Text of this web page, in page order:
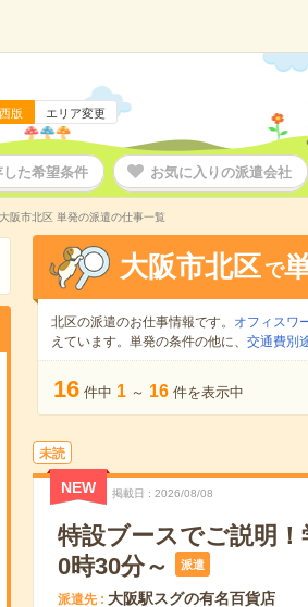
版 エリア変更
した希望条件 お気に入りの派遣会社
大阪市北区 単発の派遣の仕事一覧
大阪市北区 で
北区の派遣のお仕事情報です。 オフィスワ
えています。単発の条件の他に、 交通費別
16 件中 1 ～ 16 件を表示中
未読
NEW 掲載日 2026/08/08
特設ブースでご説明
0時30分～
派遣
派遣先 大阪駅スグの有名百貨店